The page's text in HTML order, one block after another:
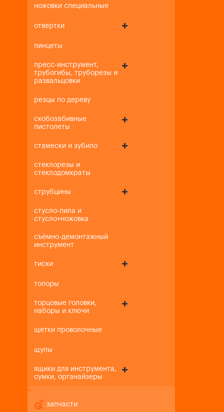
ножовки специальные
отвертки
пинцеты
пресс-инструмент,
трубогибы, труборезы и
развальцовки
резцы по дереву
скобозабивные
пистолеты
стамески и зубило
стеклорезы и
стеклодомкраты
струбцины
стусло-пила и
стусло+ножовка
съёмно-демонтажный
инструмент
тиски
топоры
торцовые головки,
наборы и ключи
щетки проволочные
щупы
ящики для инструмента,
сумки, органайзеры
+-
запчасти